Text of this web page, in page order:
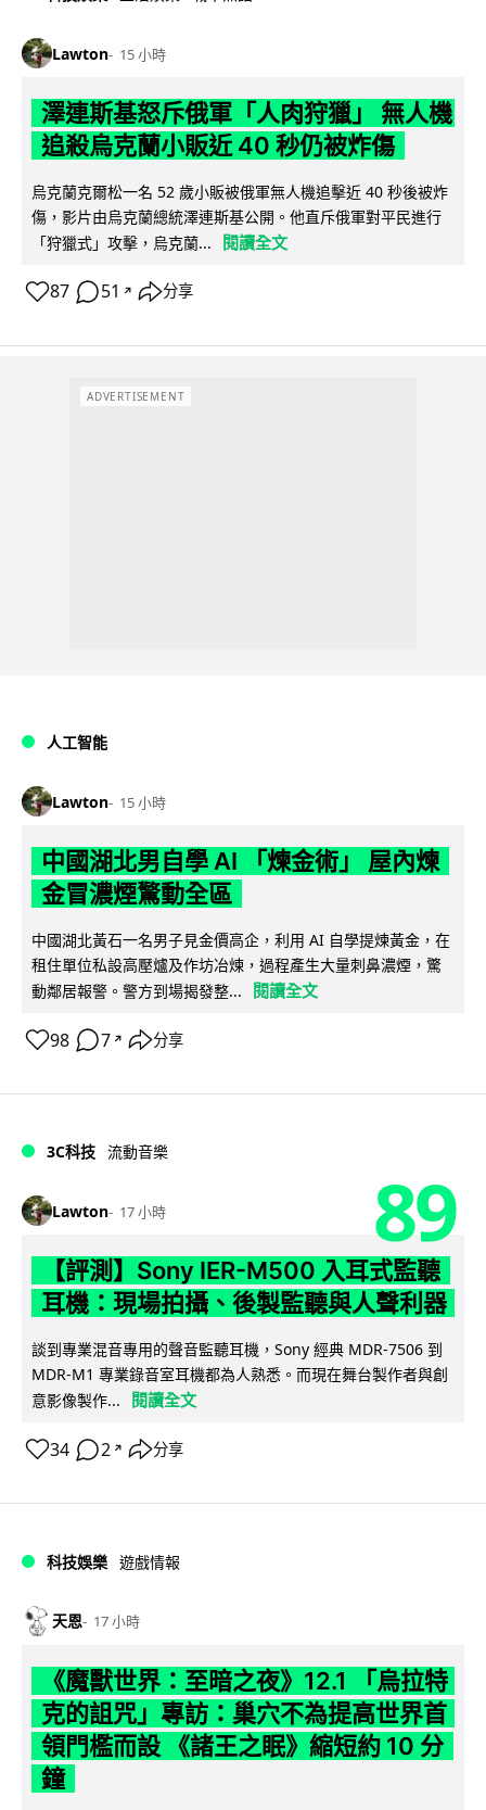
Lawton 15 小時
澤連斯基怒斥俄軍「人肉狩獵」 無人機
追殺烏克蘭小販近 40 秒仍被炸傷
烏克蘭克爾松一名 52 歲小販被俄軍無人機追擊近 40 秒後被炸
傷，影片由烏克蘭總統澤連斯基公開。他直斥俄軍對平民進行
「狩獵式」攻擊，烏克蘭...
閱讀全文
87 51 ↗ 分享
ADVERTISEMENT
人工智能
Lawton 15 小時
中國湖北男自學 AI 「煉金術」 屋內煉
金冒濃煙驚動全區
中國湖北黃石一名男子見金價高企，利用 AI 自學提煉黃金，在
租住單位私設高壓爐及作坊冶煉，過程產生大量刺鼻濃煙，驚
動鄰居報警。警方到場揭發整...
閱讀全文
98 7 ↗ 分享
3C科技 流動音樂
Lawton 17 小時 89
【評測】Sony IER-M500 入耳式監聽
耳機：現場拍攝、後製監聽與人聲利器
談到專業混音專用的聲音監聽耳機，Sony 經典 MDR-7506 到
MDR-M1 專業錄音室耳機都為人熟悉。而現在舞台製作者與創
意影像製作...
閱讀全文
34 2 ↗ 分享
科技娛樂 遊戲情報
天恩 17 小時
《魔獸世界：至暗之夜》12.1 「烏拉特
克的詛咒」專訪：巢穴不為提高世界首
領門檻而設 《諸王之眠》縮短約 10 分
鐘